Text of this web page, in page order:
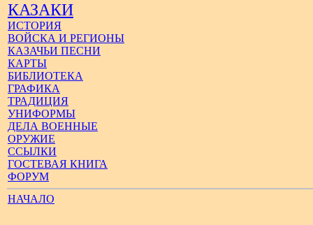
КАЗАКИ
ИСТОРИЯ
ВОЙСКА И РЕГИОНЫ
КАЗАЧЬИ ПЕСНИ
КАРТЫ
БИБЛИОТЕКА
ГРАФИКА
ТРАДИЦИЯ
УНИФОРМЫ
ДЕЛА ВОЕННЫЕ
ОРУЖИЕ
ССЫЛКИ
ГОСТЕВАЯ КНИГА
ФОРУМ
НАЧАЛО